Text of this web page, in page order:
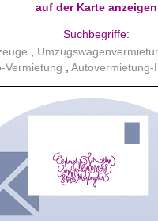
auf der Karte anzeigen
Suchbegriffe:
Vermietung
Autovermietung-